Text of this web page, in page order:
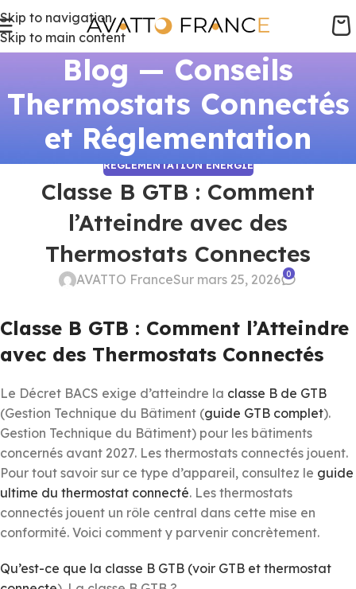
Skip to navigation
Skip to main content
Blog — Conseils
Thermostats Connectés
et Réglementation
RÉGLEMENTATION ÉNERGIE
Classe B GTB : Comment
l’Atteindre avec des
Thermostats Connectes
AVATTO FranceSur mars 25, 2026 0
Classe B GTB : Comment l’Atteindre
avec des Thermostats Connectés
Le Décret BACS exige d’atteindre la classe B de GTB
(Gestion Technique du Bâtiment (guide GTB complet).
Gestion Technique du Bâtiment) pour les bâtiments
concernés avant 2027. Les thermostats connectés jouent.
Pour tout savoir sur ce type d’appareil, consultez le guide
ultime du thermostat connecté. Les thermostats
connectés jouent un rôle central dans cette mise en
conformité. Voici comment y parvenir concrètement.
Qu’est-ce que la classe B GTB (voir GTB et thermostat